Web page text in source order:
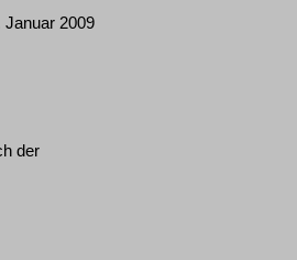
Januar 2009
der